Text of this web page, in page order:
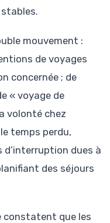
mouvement :
de voyages
concernée ; de
« voyage de
volonté chez
temps perdu,
d’interruption dues à
des séjours
constatent que les